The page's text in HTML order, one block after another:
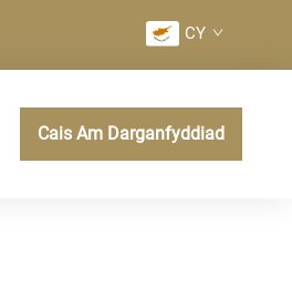
CY
Cais Am Darganfyddiad